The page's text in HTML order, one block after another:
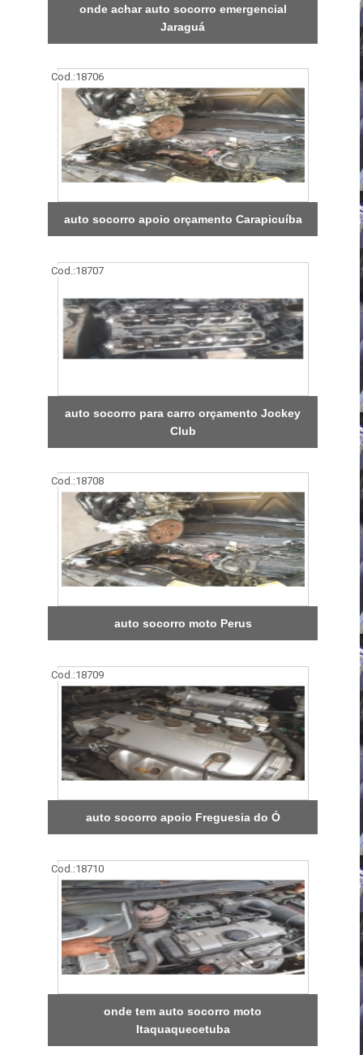
onde achar auto socorro emergencial
Jaraguá
Cod.:18706
auto socorro apoio orçamento Carapicuíba
Cod.:18707
auto socorro para carro orçamento Jockey
Club
Cod.:18708
auto socorro moto Perus
Cod.:18709
auto socorro apoio Freguesia do Ó
Cod.:18710
onde tem auto socorro moto
Itaquaquecetuba